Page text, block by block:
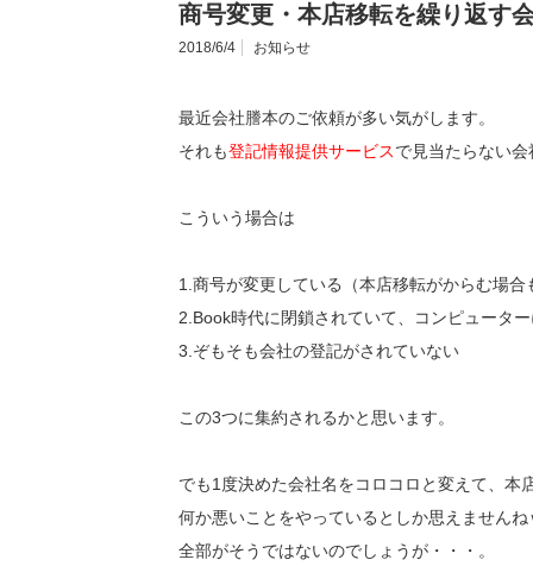
商号変更・本店移転を繰り返す
2018/6/4 お知らせ
最近会社謄本のご依頼が多い気がします。
それも登記情報提供サービスで見当たらない会
こういう場合は
1.商号が変更している（本店移転がからむ場合
2.Book時代に閉鎖されていて、コンピュータ
3.ぞもそも会社の登記がされていない
この3つに集約されるかと思います。
でも1度決めた会社名をコロコロと変えて、本
何か悪いことをやっているとしか思えませんね
全部がそうではないのでしょうが・・・。